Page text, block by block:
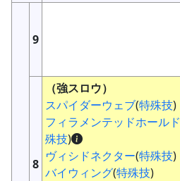
9
8
（強スロウ）
スパイダーウェブ(特殊技)
フィラメンテッドホールド
殊技)
ヴィシドネクター(特殊技)
バイウィング(特殊技)